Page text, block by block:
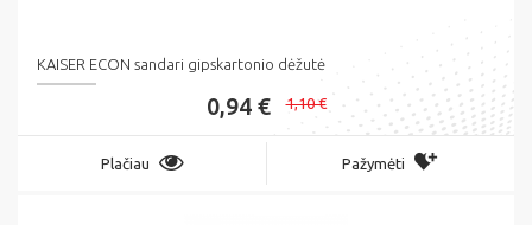
KAISER ECON sandari gipskartonio dėžutė
0,94 € 1,10 €
Plačiau Pažymėti